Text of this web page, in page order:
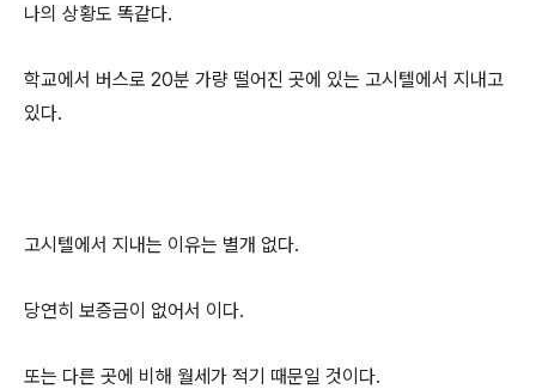
나의 상황도 똑같다.
학교에서 버스로 20분 가량 떨어진 곳에 있는 고시텔에서 지내고
있다.
고시텔에서 지내는 이유는 별개 없다.
당연히 보증금이 없어서 이다.
또는 다른 곳에 비해 월세가 적기 때문일 것이다.